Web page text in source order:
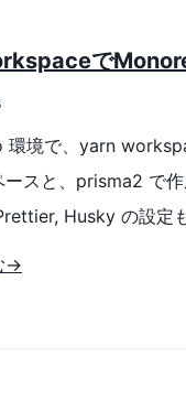
で
環境で、yarn
ースと、prisma2 で
Husky の設
リを、GitHub 上に
→